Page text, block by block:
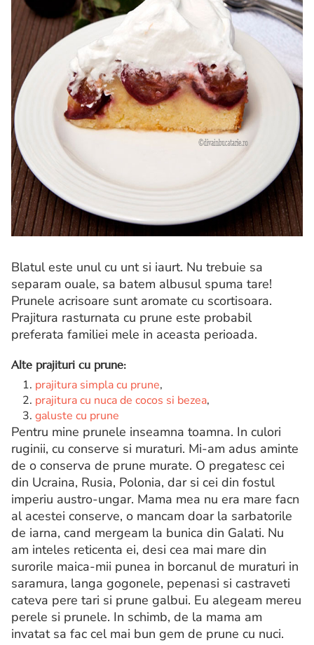
Blatul este unul cu unt si iaurt. Nu trebuie sa
separam ouale, sa batem albusul spuma tare!
Prunele acrisoare sunt aromate cu scortisoara.
Prajitura rasturnata cu prune este probabil
preferata familiei mele in aceasta perioada.
Alte prajituri cu prune:
prajitura simpla cu prune,
prajitura cu nuca de cocos si bezea,
galuste cu prune
Pentru mine prunele inseamna toamna. In culori
ruginii, cu conserve si muraturi. Mi-am adus aminte
de o conserva de prune murate. O pregatesc cei
din Ucraina, Rusia, Polonia, dar si cei din fostul
imperiu austro-ungar. Mama mea nu era mare facn
al acestei conserve, o mancam doar la sarbatorile
de iarna, cand mergeam la bunica din Galati. Nu
am inteles reticenta ei, desi cea mai mare din
surorile maica-mii punea in borcanul de muraturi in
saramura, langa gogonele, pepenasi si castraveti
cateva pere tari si prune galbui. Eu alegeam mereu
perele si prunele. In schimb, de la mama am
invatat sa fac cel mai bun gem de prune cu nuci.